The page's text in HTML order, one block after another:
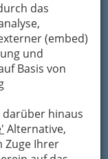
das
(embed)
und
Basis von
hinaus
Alternative,
Zuge Ihrer